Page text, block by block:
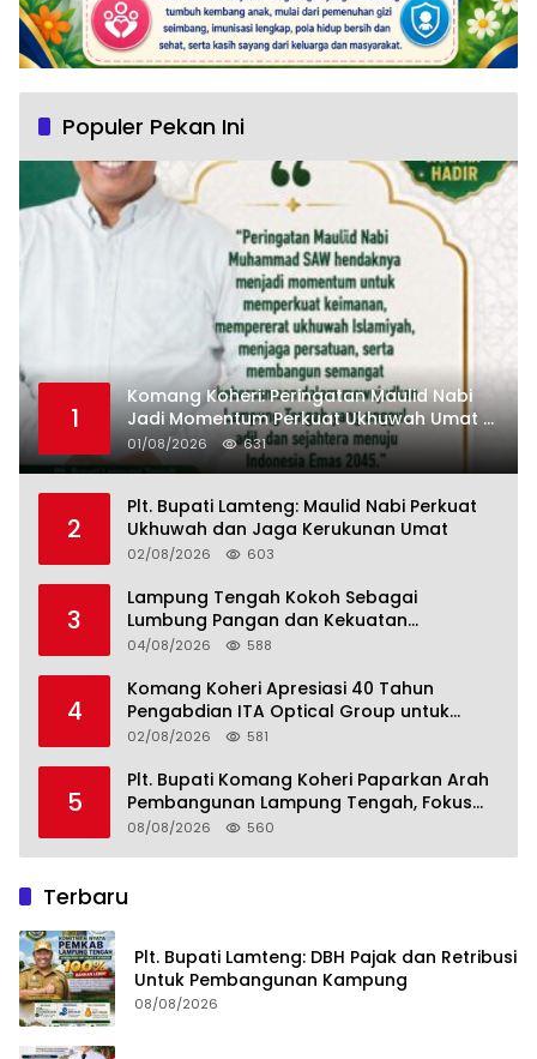
Populer Pekan Ini
1
Komang Koheri: Peringatan Maulid Nabi
Jadi Momentum Perkuat Ukhuwah Umat di
Lampung Tengah
01/08/2026 631
2
Plt. Bupati Lamteng: Maulid Nabi Perkuat
Ukhuwah dan Jaga Kerukunan Umat
02/08/2026 603
3
Lampung Tengah Kokoh Sebagai
Lumbung Pangan dan Kekuatan
Perkebunan Lampung, Komang Koheri:
Menuju Indonesia Emas 2045
04/08/2026 588
4
Komang Koheri Apresiasi 40 Tahun
Pengabdian ITA Optical Group untuk
Kesehatan Mata Masyarakat Lamteng
02/08/2026 581
5
Plt. Bupati Komang Koheri Paparkan Arah
Pembangunan Lampung Tengah, Fokus
pada SDM, Ekonomi, Infrastruktur dan
08/08/2026 560
Terbaru
Plt. Bupati Lamteng: DBH Pajak dan Retribusi
Untuk Pembangunan Kampung
08/08/2026